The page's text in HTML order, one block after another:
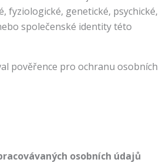
fyziologické, genetické, psychické,
společenské identity této
pověřence pro ochranu osobních
osobních údajů